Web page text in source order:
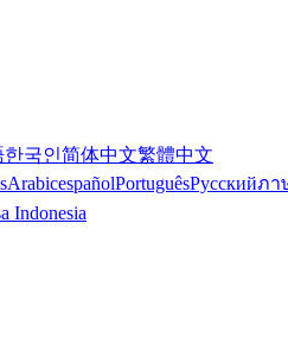
한국인简体中文繁體中文
ArabicespañolPortuguêsРусскийภา
Indonesia